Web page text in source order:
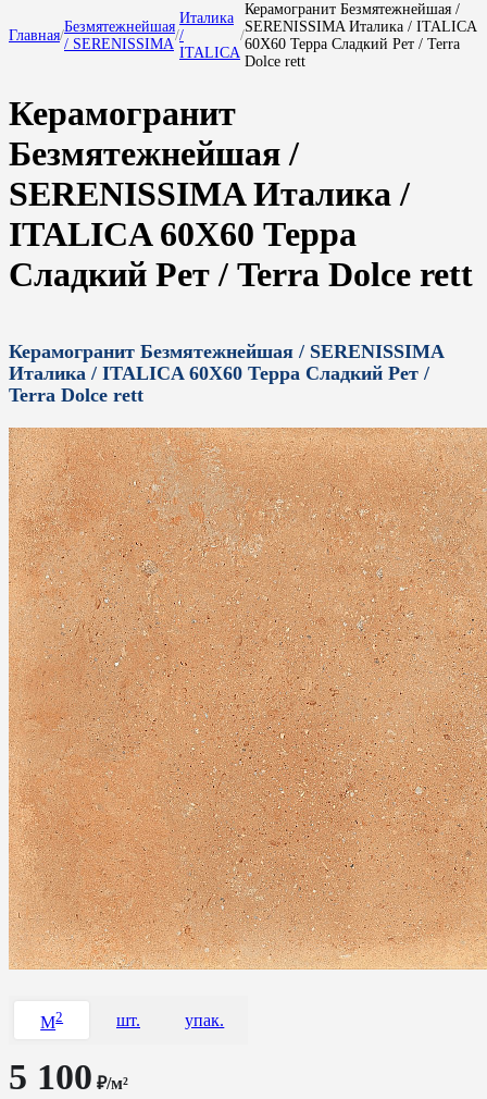
Главная/
Безмятежнейшая
/ SERENISSIMA
/
Италика
/
ITALICA
/
Керамогранит Безмятежнейшая /
SERENISSIMA Италика / ITALICA
60X60 Терра Сладкий Рет / Terra
Dolce rett
Керамогранит
Безмятежнейшая /
SERENISSIMA Италика /
ITALICA 60X60 Терра
Сладкий Рет / Terra Dolce rett
Керамогранит Безмятежнейшая / SERENISSIMA
Италика / ITALICA 60X60 Терра Сладкий Рет /
Terra Dolce rett
M2 шт. упак.
5 100 ₽/м²